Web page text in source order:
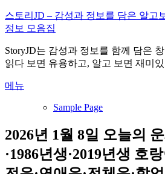
내
용
로
바
가
스토리JD – 감성과 정보를 담은 알고
정보 모음집
StoryJD는 감성과 정보를 함께 담은
읽다 보면 유용하고, 알고 보면 재미
메뉴
Sample Page
2026년 1월 8일 오늘의 운
·1986년생·2019년생 호